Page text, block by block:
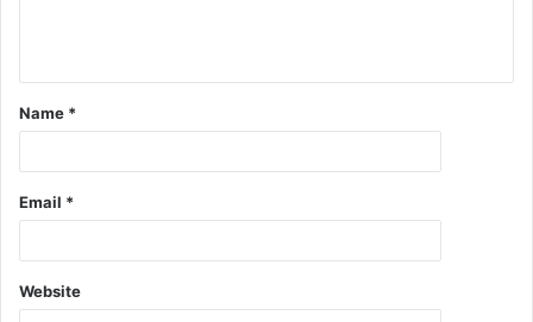
Name *
Email *
Website